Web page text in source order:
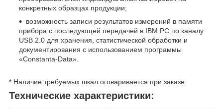
конкретных образцах продукции;
возможность записи результатов измерений в памяти
прибора с последующей передачей в IBM PC по каналу
USB 2.0 для хранения, статистической обработки и
документирования с использованием программы
«Constanta-Data».
* Наличие требуемых шкал оговаривается при заказе.
Технические характеристики: